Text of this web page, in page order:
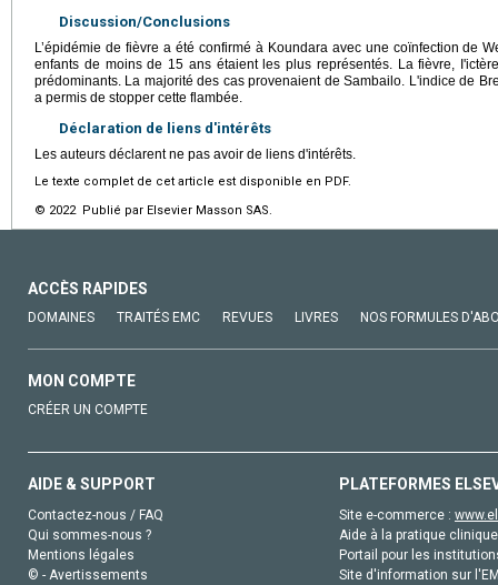
Discussion/Conclusions
L’épidémie de fièvre a été confirmé à Koundara avec une coïnfection de
enfants de moins de 15 ans étaient les plus représentés. La fièvre,
prédominants. La majorité des cas provenaient de Sambailo. L'indice de
a permis de stopper cette flambée.
Déclaration de liens d'intérêts
Les auteurs déclarent ne pas avoir de liens d'intérêts.
Le texte complet de cet article est disponible en PDF.
© 2022 Publié par Elsevier Masson SAS.
ACCÈS RAPIDES
DOMAINES TRAITÉS EMC REVUES LIVRES NOS FORMULES
MON COMPTE
CRÉER UN COMPTE
AIDE & SUPPORT
Contactez-nous / FAQ
Qui sommes-nous ?
Mentions légales
© - Avertissements
PLATEFORMES
Site e-commerce :
Aide à la pratique
Portail pour les
Site d'information sur